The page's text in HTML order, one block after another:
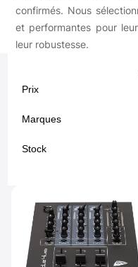
confirmés. Nous
et performantes pour
leur robustesse.
Prix
Marques
Stock